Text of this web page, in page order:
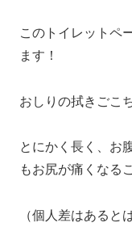
このトイレットペ
ます！
おしりの拭きごこ
とにかく長く、お
もお尻が痛くなる
（個人差はあると